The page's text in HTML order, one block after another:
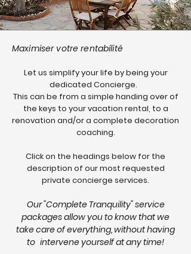
Maximiser votre rentabilité
Let us simplify your life by being your
dedicated Concierge.
This can be from a simple handing over of
the keys to your vacation rental, to a
renovation and/or a complete decoration
coaching.
Click on the headings below for the
description of our most requested
private concierge services.
Our "Complete Tranquility" service
packages allow you to know that we
take care of everything, without having
to intervene yourself at any time!